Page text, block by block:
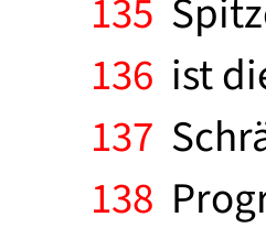
135
136 ist
137
138